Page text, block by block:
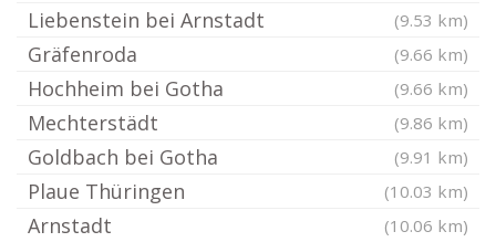
Liebenstein bei Arnstadt (9.53 km)
Gräfenroda (9.66 km)
Hochheim bei Gotha (9.66 km)
Mechterstädt (9.86 km)
Goldbach bei Gotha (9.91 km)
Plaue Thüringen (10.03 km)
Arnstadt (10.06 km)